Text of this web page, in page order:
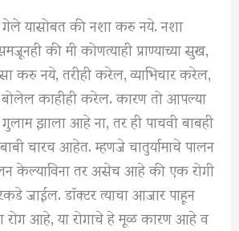
यासोबत की नशा करु नये. नशा
की मी कोणत्याही प्राण्याच्या सुख,
करु नये, तरीही करेल, व्याभिचार करेल,
काहीही करेल. कारण तो आपल्या
झाला आहे ना, तर ही पाचवी बाबही
चारच आहेत. म्हणजे चातुर्यामाचे पालन
केल्याविना तर असेच आहे की एक रोगी
जाईल. डॉक्टर त्याचा आजार पाहून
आहे, या रोगाचे हे मूळ कारण आहे व